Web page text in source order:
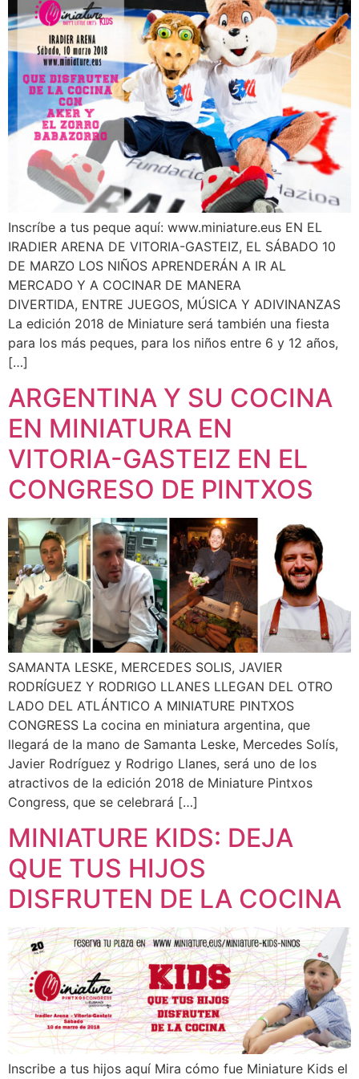
Inscríbe a tus peque aquí: www.miniature.eus EN EL
IRADIER ARENA DE VITORIA-GASTEIZ, EL SÁBADO 10
DE MARZO LOS NIÑOS APRENDERÁN A IR AL
MERCADO Y A COCINAR DE MANERA
DIVERTIDA, ENTRE JUEGOS, MÚSICA Y ADIVINANZAS
La edición 2018 de Miniature será también una fiesta
para los más peques, para los niños entre 6 y 12 años,
[…]
ARGENTINA Y SU COCINA
EN MINIATURA EN
VITORIA-GASTEIZ EN EL
CONGRESO DE PINTXOS
SAMANTA LESKE, MERCEDES SOLIS, JAVIER
RODRÍGUEZ Y RODRIGO LLANES LLEGAN DEL OTRO
LADO DEL ATLÁNTICO A MINIATURE PINTXOS
CONGRESS La cocina en miniatura argentina, que
llegará de la mano de Samanta Leske, Mercedes Solís,
Javier Rodríguez y Rodrigo Llanes, será uno de los
atractivos de la edición 2018 de Miniature Pintxos
Congress, que se celebrará […]
MINIATURE KIDS: DEJA
QUE TUS HIJOS
DISFRUTEN DE LA COCINA
Inscribe a tus hijos aquí Mira cómo fue Miniature Kids el